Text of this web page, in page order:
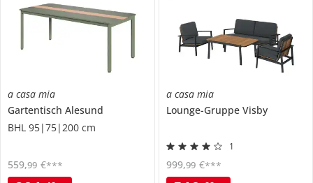
a casa mia
Gartentisch Alesund
BHL 95|75|200 cm
559,99 €***
a casa mia
Lounge-Gruppe Visby
1
999,99 €***